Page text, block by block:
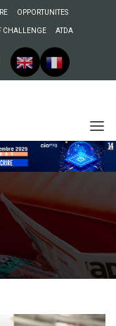
OPPORTUNITES
CHALLENGE ATDA